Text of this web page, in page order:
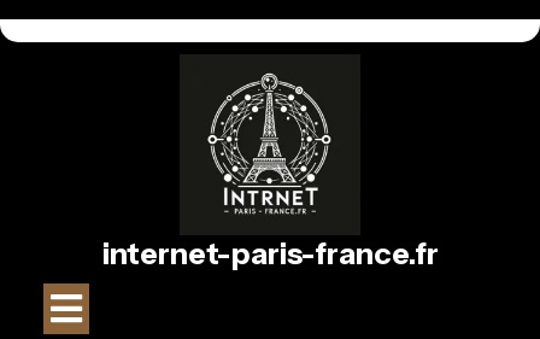
au
internet-paris-france.fr